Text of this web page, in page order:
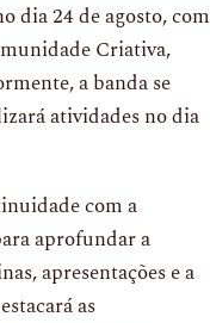
dia 24 de agosto, com
Criativa,
a banda se
atividades no dia
com a
aprofundar a
apresentações e a
as